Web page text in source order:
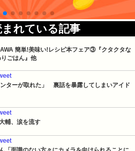
れている記事
簡単!美味い!レシピ本フェア③『クタクタな
ごはん』他
ターが取れた」　裏話を暴露してしまいアイド
輔、涙を流す